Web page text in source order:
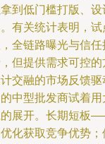
到低门槛打版、
有关统计表明，试
全链路曝光与信任
但提供需求可控
交融的市场反馈
中型批发商试着
展开。长期短板
化获取竞争优势